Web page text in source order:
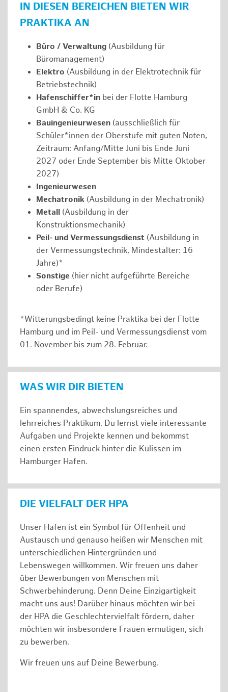
IN DIESEN BEREICHEN BIETEN WIR
PRAKTIKA AN
Büro / Verwaltung (Ausbildung für
Büromanagement)
Elektro (Ausbildung in der Elektrotechnik für
Betriebstechnik)
Hafenschiffer*in bei der Flotte Hamburg
GmbH & Co. KG
Bauingenieurwesen (ausschließlich für
Schüler*innen der Oberstufe mit guten Noten,
Zeitraum: Anfang/Mitte Juni bis Ende Juni
2027 oder Ende September bis Mitte Oktober
2027)
Ingenieurwesen
Mechatronik (Ausbildung in der Mechatronik)
Metall (Ausbildung in der
Konstruktionsmechanik)
Peil- und Vermessungsdienst (Ausbildung in
der Vermessungstechnik, Mindestalter: 16
Jahre)*
Sonstige (hier nicht aufgeführte Bereiche
oder Berufe)
*Witterungsbedingt keine Praktika bei der Flotte
Hamburg und im Peil- und Vermessungsdienst vom
01. November bis zum 28. Februar.
WAS WIR DIR BIETEN
Ein spannendes, abwechslungsreiches und
lehrreiches Praktikum. Du lernst viele interessante
Aufgaben und Projekte kennen und bekommst
einen ersten Eindruck hinter die Kulissen im
Hamburger Hafen.
DIE VIELFALT DER HPA
Unser Hafen ist ein Symbol für Offenheit und
Austausch und genauso heißen wir Menschen mit
unterschiedlichen Hintergründen und
Lebenswegen willkommen. Wir freuen uns daher
über Bewerbungen von Menschen mit
Schwerbehinderung. Denn Deine Einzigartigkeit
macht uns aus! Darüber hinaus möchten wir bei
der HPA die Geschlechtervielfalt fördern, daher
möchten wir insbesondere Frauen ermutigen, sich
zu bewerben.
Wir freuen uns auf Deine Bewerbung.